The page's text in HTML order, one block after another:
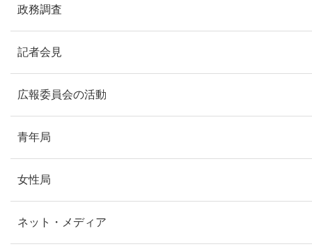
政務調査
記者会見
広報委員会の活動
青年局
女性局
ネット・メディア